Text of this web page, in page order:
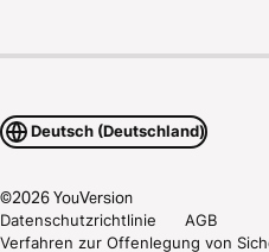
Deutsch (Deutschland)
©2026YouVersion
Datenschutzrichtlinie
AGB
Verfahren zur Offenlegung von